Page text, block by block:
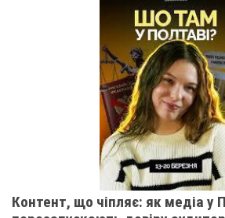
Контент, що чіпляє: як медіа у